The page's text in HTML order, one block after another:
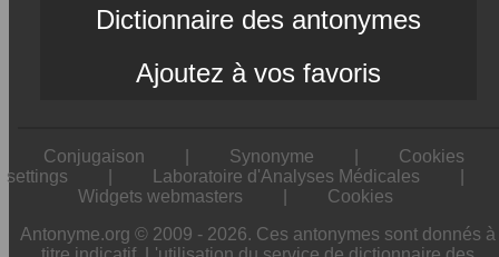
Dictionnaire des antonymes
Ajoutez à vos favoris
Conjugaison Synonyme
Cookies
settings
Laboratoire d'Analyses Médicales
Widgets webmasters
Cookies
Antonyme.org © 2009 - 2026. Ces antonymes sont donnés à